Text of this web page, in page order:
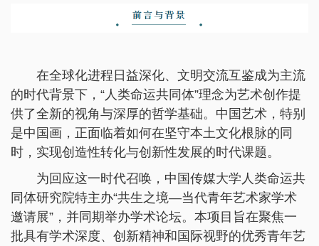
在全球化进程日益深化、文明交流互鉴成为主流
的时代背景下，“人类命运共同体”理念为艺术创作提
供了全新的视角与深厚的哲学基础。中国艺术，特别
是中国画，正面临着如何在坚守本土文化根脉的同
时，实现创造性转化与创新性发展的时代课题。
为回应这一时代召唤，中国传媒大学人类命运共
同体研究院特主办“共生之境—当代青年艺术家学术
邀请展”，并同期举办学术论坛。本项目旨在聚焦一
批具有学术深度、创新精神和国际视野的优秀青年艺